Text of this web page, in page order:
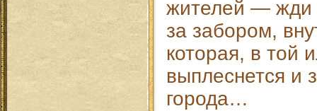
жителей — жди
за забором,
которая, в той
выплеснется и
города…